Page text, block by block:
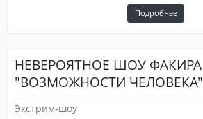
Подробнее
НЕВЕРОЯТНОЕ ШОУ ФАКИРА
"ВОЗМОЖНОСТИ ЧЕЛОВЕКА"
Экстрим-шоу